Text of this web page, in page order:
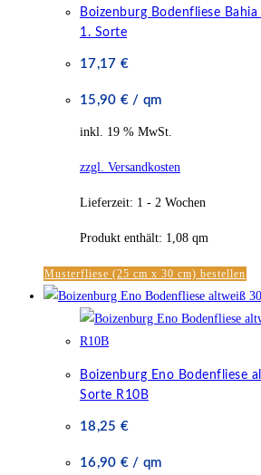
Boizenburg Bodenfliese
1. Sorte
17,17 €
15,90 € /qm
inkl. 19 % MwSt.
zzgl. Versandkosten
Lieferzeit: 1 - 2 Wochen
Produkt enthält: 1,08 qm
Musterfliese (25 cm x 30 cm) bestellen
Boizenburg Eno Bodenfliese
Sorte R10B
18,25 €
16,90 € /qm